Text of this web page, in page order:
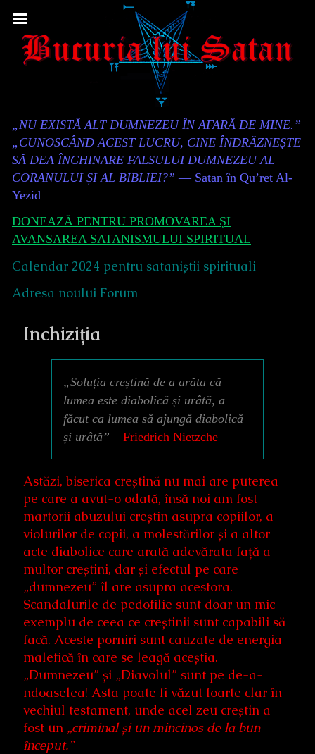
to
Content
Header
„NU EXISTĂ ALT DUMNEZEU ÎN AFARĂ DE MINE.”
„CUNOSCÂND ACEST LUCRU, CINE ÎNDRĂZNEȘTE
SĂ DEA ÎNCHINARE FALSULUI DUMNEZEU AL
CORANULUI ȘI AL BIBLIEI?” — Satan în Qu’ret Al-
Yezid
DONEAZĂ PENTRU PROMOVAREA ȘI
AVANSAREA SATANISMULUI SPIRITUAL
Calendar 2024 pentru sataniștii spirituali
Adresa noului Forum
Inchiziția
„Soluția creștină de a arăta că
lumea este diabolică și urâtă, a
făcut ca lumea să ajungă diabolică
și urâtă” – Friedrich Nietzche
Astăzi, biserica creștină nu mai are puterea
pe care a avut-o odată, însă noi am fost
martorii abuzului creștin asupra copiilor, a
violurilor de copii, a molestărilor și a altor
acte diabolice care arată adevărata față a
multor creștini, dar și efectul pe care
„dumnezeu” îl are asupra acestora.
Scandalurile de pedofilie sunt doar un mic
exemplu de ceea ce creștinii sunt capabili să
facă. Aceste porniri sunt cauzate de energia
malefică în care se leagă aceștia.
„Dumnezeu” și „Diavolul” sunt pe de-a-
ndoaselea! Asta poate fi văzut foarte clar în
vechiul testament, unde acel zeu creștin a
fost un „criminal și un mincinos de la bun
început.”